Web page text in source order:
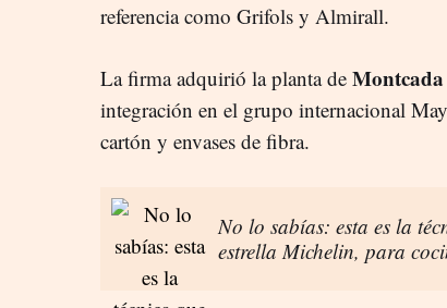
referencia como Grifols y Almirall.
La firma adquirió la planta de Montcada
integración en el grupo internacional
cartón y envases de fibra.
No lo sabías: esta es la
estrella Michelin, para